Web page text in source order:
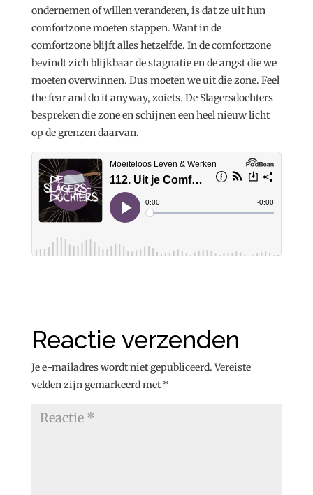
ondernemen of willen veranderen, is dat ze uit hun
comfortzone moeten stappen. Want in de
comfortzone blijft alles hetzelfde. In de comfortzone
bevindt zich blijkbaar de stagnatie en de angst die we
moeten overwinnen. Dus moeten we uit die zone. Feel
the fear and do it anyway, zoiets. De Slagersdochters
bespreken die zone en schijnen een heel nieuw licht
op de grenzen daarvan.
Reactie verzenden
Je e-mailadres wordt niet gepubliceerd. Vereiste
velden zijn gemarkeerd met *